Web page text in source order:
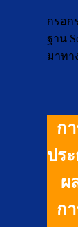
กรอก
ฐาน
มาทา
ก
ปร
ผ
ก